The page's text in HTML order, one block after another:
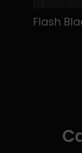
Flash